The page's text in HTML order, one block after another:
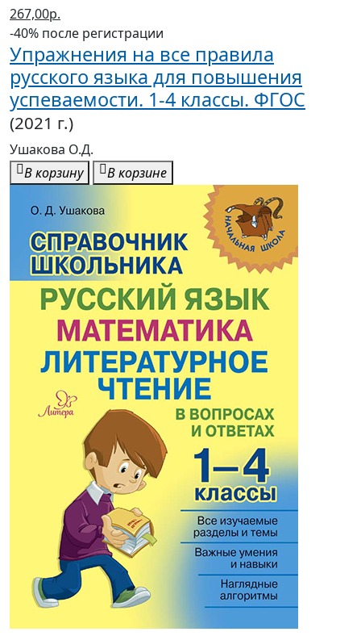
267,00р.
-40% после регистрации
Упражнения на все правила
русского языка для повышения
успеваемости. 1-4 классы. ФГОС
(2021 г.)
Ушакова О.Д.
В корзину
В корзине